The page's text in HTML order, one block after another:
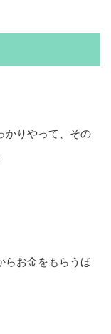
かりやって、その
らお金をもらうほ